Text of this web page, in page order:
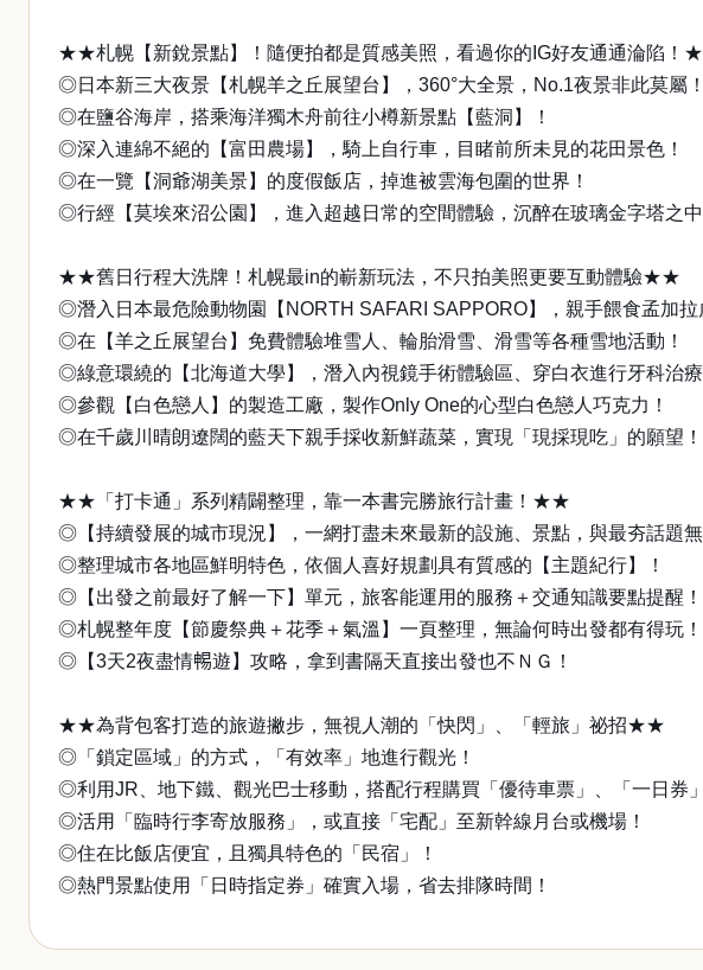
★★札幌【新銳景點】！隨便拍都是質感美照，看過你的IG好友通通淪陷！
◎日本新三大夜景【札幌羊之丘展望台】，360°大全景，No.1夜景非此莫屬！
◎在鹽谷海岸，搭乘海洋獨木舟前往小樽新景點【藍洞】！
◎深入連綿不絕的【富田農場】，騎上自行車，目睹前所未見的花田景色！
◎在一覽【洞爺湖美景】的度假飯店，掉進被雲海包圍的世界！
◎行經【莫埃來沼公園】，進入超越日常的空間體驗，沉醉在玻璃金字塔之中
★★舊日行程大洗牌！札幌最in的嶄新玩法，不只拍美照更要互動體驗★★
◎潛入日本最危險動物園【NORTH SAFARI SAPPORO】，親手餵食孟加拉
◎在【羊之丘展望台】免費體驗堆雪人、輪胎滑雪、滑雪等各種雪地活動！
◎綠意環繞的【北海道大學】，潛入內視鏡手術體驗區、穿白衣進行牙科治療
◎參觀【白色戀人】的製造工廠，製作Only One的心型白色戀人巧克力！
◎在千歲川晴朗遼闊的藍天下親手採收新鮮蔬菜，實現「現採現吃」的願望！
★★「打卡通」系列精闢整理，靠一本書完勝旅行計畫！★★
◎【持續發展的城市現況】，一網打盡未來最新的設施、景點，與最夯話題無
◎整理城市各地區鮮明特色，依個人喜好規劃具有質感的【主題紀行】！
◎【出發之前最好了解一下】單元，旅客能運用的服務＋交通知識要點提醒！
◎札幌整年度【節慶祭典＋花季＋氣溫】一頁整理，無論何時出發都有得玩！
◎【3天2夜盡情𣈱遊】攻略，拿到書隔天直接出發也不ＮＧ！
★★為背包客打造的旅遊撇步，無視人潮的「快閃」、「輕旅」祕招★★
◎「鎖定區域」的方式，「有效率」地進行觀光！
◎利用JR、地下鐵、觀光巴士移動，搭配行程購買「優待車票」、「一日券」
◎活用「臨時行李寄放服務」，或直接「宅配」至新幹線月台或機場！
◎住在比飯店便宜，且獨具特色的「民宿」！
◎熱門景點使用「日時指定券」確實入場，省去排隊時間！